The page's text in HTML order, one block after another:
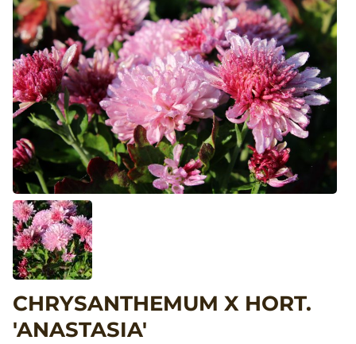
CHRYSANTHEMUM X HORT.
'ANASTASIA'